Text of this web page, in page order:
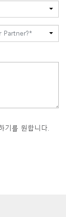
Partner?*
기를 원합니다.